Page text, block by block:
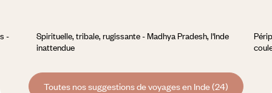
-
Spirituelle, tribale, rugissante - Madhya Pradesh, l'Inde
inattendue
Toutes nos suggestions de voyages en Inde (24)